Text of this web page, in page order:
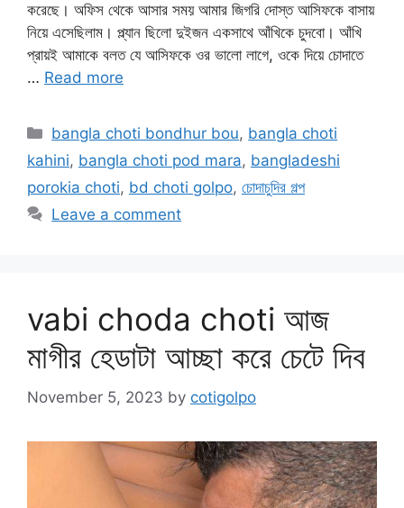
করেছে। অফিস থেকে আসার সময় আমার জিগরি দোস্ত আসিফকে বাসায়
নিয়ে এসেছিলাম। প্ল্যান ছিলো দুইজন একসাথে আঁখিকে চুদবো। আঁখি
প্রায়ই আমাকে বলত যে আসিফকে ওর ভালো লাগে, ওকে দিয়ে চোদাতে
… Read more
Categories
bangla choti bondhur bou, bangla choti
kahini, bangla choti pod mara, bangladeshi
porokia choti, bd choti golpo, চোদাচুদির গল্প
Leave a comment
vabi choda choti আজ
মাগীর হেডাটা আচ্ছা করে চেটে দিব
November 5, 2023 by cotigolpo